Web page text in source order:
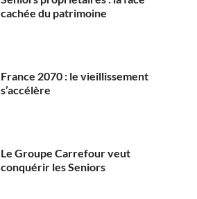
cachée du patrimoine
France 2070 : le vieillissement
s’accélère
Le Groupe Carrefour veut
conquérir les Seniors